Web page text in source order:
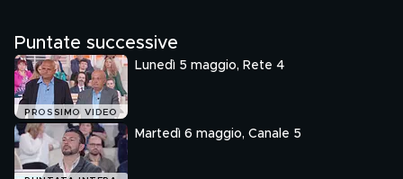
Puntate successive
PROSSIMO VIDEO
Lunedì 5 maggio, Rete 4
Martedì 6 maggio, Canale 5